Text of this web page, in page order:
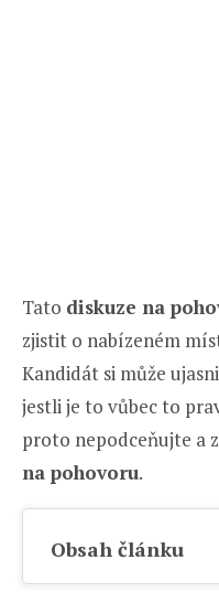
Tato diskuze na
zjistit o nabízeném
Kandidát si může
jestli je to vůbec to
proto nepodceňujte a
na pohovoru.
Obsah článku